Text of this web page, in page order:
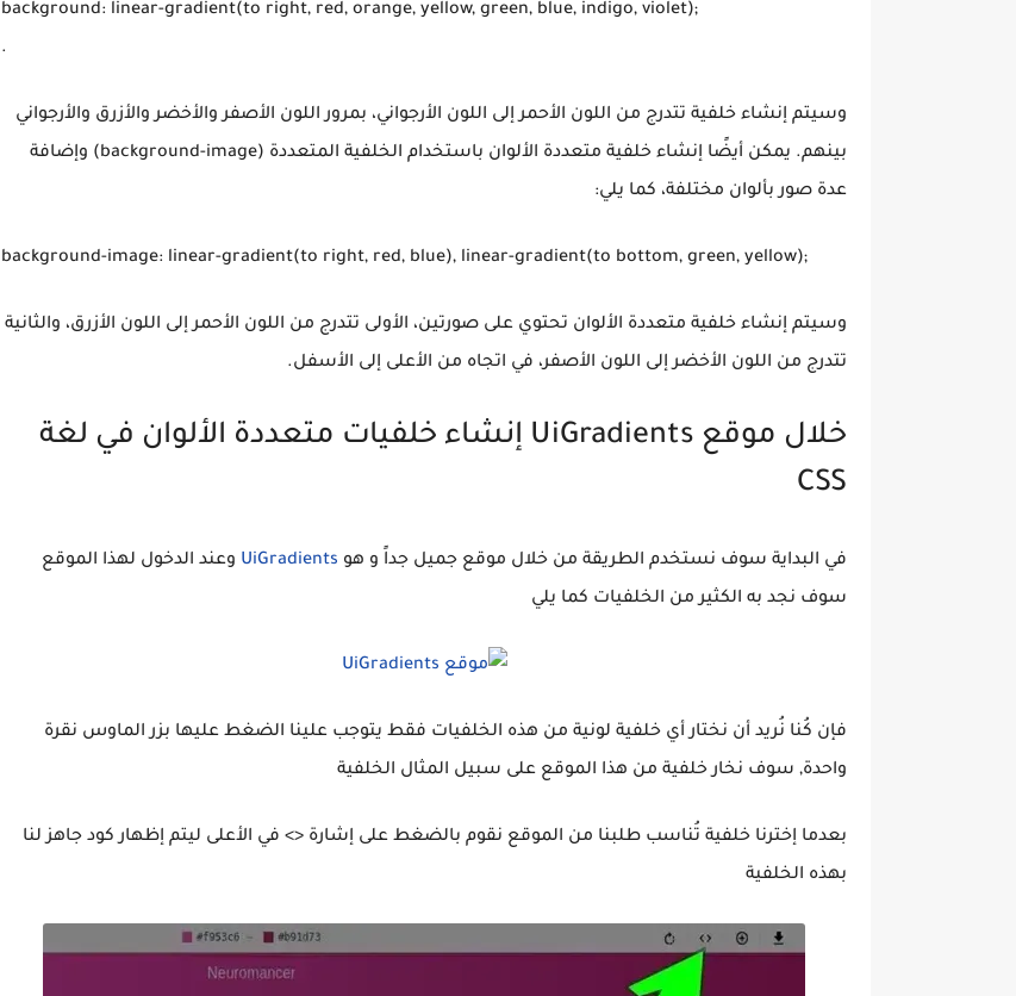
background: linear-gradient(to right, red, orange, yellow, green, blue, indigo, violet);
وسيتم إنشاء خلفية تتدرج من اللون الأحمر إلى اللون الأرجواني، بمرور اللون الأصفر والأخضر والأزرق والأرجواني
بينهم. يمكن أيضًا إنشاء خلفية متعددة الألوان باستخدام الخلفية المتعددة (background-image) وإضافة
عدة صور بألوان مختلفة، كما يلي:
وسيتم إنشاء خلفية متعددة الألوان تحتوي على صورتين، الأولى تتدرج من اللون الأحمر إلى اللون الأزرق، والثانية
تتدرج من اللون الأخضر إلى اللون الأصفر، في اتجاه من الأعلى إلى الأسفل.
خلال موقع UiGradients إنشاء خلفيات متعددة الألوان في لغة
CSS
في البداية سوف نستخدم الطريقة من خلال موقع جميل جداً و هو UiGradients وعند الدخول لهذا الموقع
سوف نجد به الكثير من الخلفيات كما يلي
فإن كُنا نُريد أن نختار أي خلفية لونية من هذه الخلفيات فقط يتوجب علينا الضغط عليها بزر الماوس نقرة
واحدة, سوف نخار خلفية من هذا الموقع على سبيل المثال الخلفية
بعدما إخترنا خلفية تُناسب طلبنا من الموقع نقوم بالضغط على إشارة <> في الأعلى ليتم إظهار كود جاهز لنا
بهذه الخلفية